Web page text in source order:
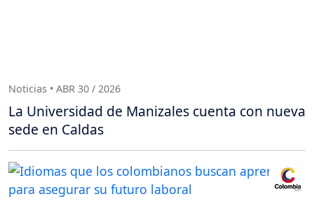
Noticias • ABR 30 / 2026
La Universidad de Manizales cuenta con nueva
sede en Caldas